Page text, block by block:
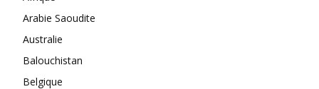
Arabie Saoudite
Australie
Balouchistan
Belgique